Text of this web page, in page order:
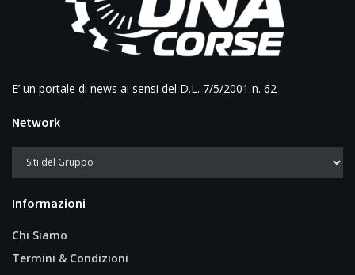
E’ un portale di news ai sensi del D.L. 7/5/2001 n. 62
Network
Informazioni
Chi Siamo
Termini & Condizioni